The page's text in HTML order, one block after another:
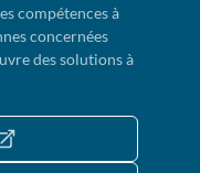
compétences à
concernées
des solutions à